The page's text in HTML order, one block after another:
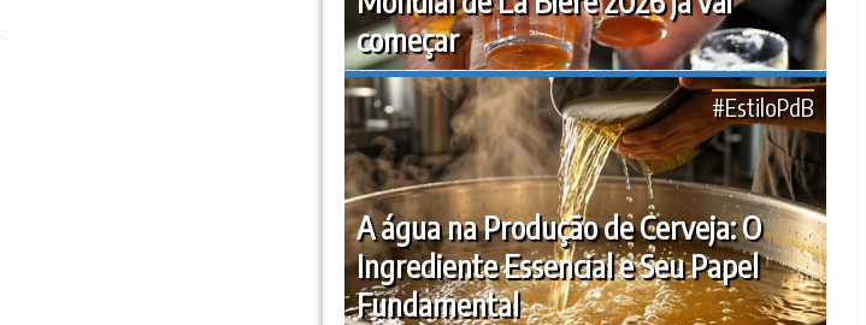
começar
A água na Produção de Cerveja: O
Ingrediente Essencial e Seu Papel
Fundamental
#EstiloPdB